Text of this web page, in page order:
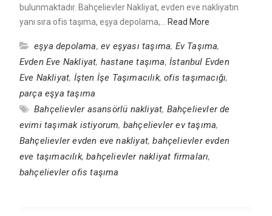
bulunmaktadır. Bahçelievler Nakliyat, evden eve nakliyatın
yanı sıra ofis taşıma, eşya depolama,… Read More
eşya depolama, ev eşyası taşıma, Ev Taşıma,
Evden Eve Nakliyat, hastane taşıma, İstanbul Evden
Eve Nakliyat, İşten İşe Taşımacılık,ofis taşımacığı,
parça eşya taşıma
Bahçelievler asansörlü nakliyat, Bahçelievler de
evimi taşımak istiyorum, bahçelievler ev taşıma,
Bahçelievler evden eve nakliyat,bahçelievler evden
eve taşımacılık,bahçelievler nakliyat firmaları,
bahçelievler ofis taşıma